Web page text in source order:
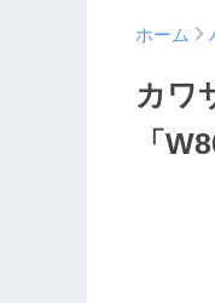
ホーム
カワ
「